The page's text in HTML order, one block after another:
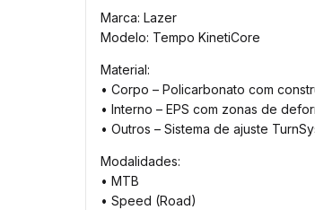
Marca: Lazer
Modelo: Tempo KinetiCore
Material:
• Corpo – Policarbonato com
• Interno – EPS com zonas de
• Outros – Sistema de ajuste
Modalidades:
• MTB
• Speed (Road)